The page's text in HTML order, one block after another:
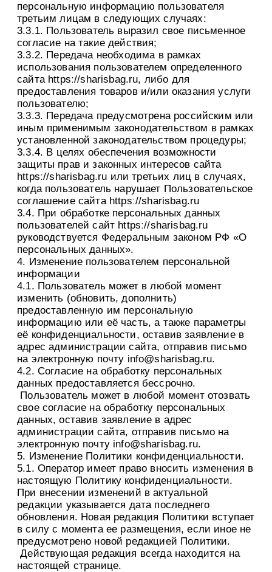
персональную информацию пользователя
третьим лицам в следующих случаях:
3.3.1. Пользователь выразил свое письменное
согласие на такие действия;
3.3.2. Передача необходима в рамках
использования пользователем определенного
сайта httpsː//sharisbag.ru, либо для
предоставления товаров и/или оказания услуги
пользователю;
3.3.3. Передача предусмотрена российским или
иным применимым законодательством в рамках
установленной законодательством процедуры;
3.3.4. В целях обеспечения возможности
защиты прав и законных интересов сайта
httpsː//sharisbag.ru или третьих лиц в случаях,
когда пользователь нарушает Пользовательское
соглашение сайта httpsː//sharisbag.ru
3.4. При обработке персональных данных
пользователей сайт httpsː//sharisbag.ru
руководствуется Федеральным законом РФ «О
персональных данных».
4. Изменение пользователем персональной
информации
4.1. Пользователь может в любой момент
изменить (обновить, дополнить)
предоставленную им персональную
информацию или её часть, а также параметры
её конфиденциальности, оставив заявление в
адрес администрации сайта, отправив письмо
на электронную почту info@sharisbag.ru.
4.2. Согласие на обработку персональных
данных предоставляется бессрочно.
Пользователь может в любой момент отозвать
свое согласие на обработку персональных
данных, оставив заявление в адрес
администрации сайта, отправив письмо на
электронную почту info@sharisbag.ru.
5. Изменение Политики конфиденциальности.
5.1. Оператор имеет право вносить изменения в
настоящую Политику конфиденциальности.
При внесении изменений в актуальной
редакции указывается дата последнего
обновления. Новая редакция Политики вступает
в силу с момента ее размещения, если иное не
предусмотрено новой редакцией Политики.
Действующая редакция всегда находится на
настоящей странице.